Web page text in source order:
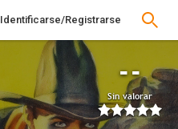
Identificarse/Registrarse
--
Sin valorar